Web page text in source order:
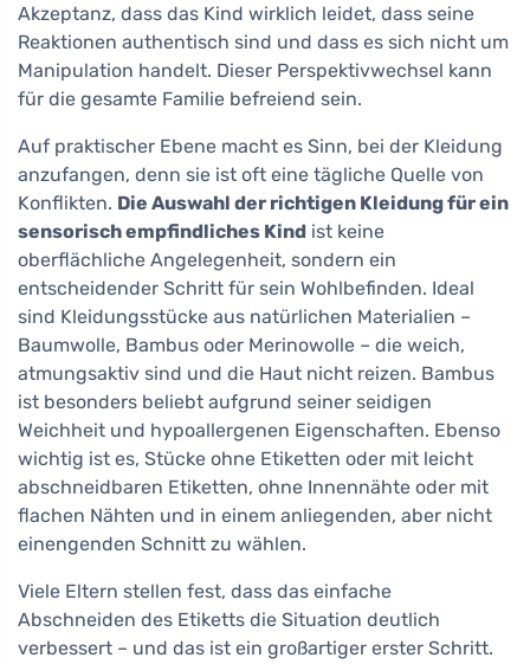
Akzeptanz, dass das Kind wirklich leidet, dass seine
Reaktionen authentisch sind und dass es sich nicht um
Manipulation handelt. Dieser Perspektivwechsel kann
für die gesamte Familie befreiend sein.
Auf praktischer Ebene macht es Sinn, bei der Kleidung
anzufangen, denn sie ist oft eine tägliche Quelle von
Konflikten. Die Auswahl der richtigen Kleidung für ein
sensorisch empfindliches Kind ist keine
oberflächliche Angelegenheit, sondern ein
entscheidender Schritt für sein Wohlbefinden. Ideal
sind Kleidungsstücke aus natürlichen Materialien –
Baumwolle, Bambus oder Merinowolle – die weich,
atmungsaktiv sind und die Haut nicht reizen. Bambus
ist besonders beliebt aufgrund seiner seidigen
Weichheit und hypoallergenen Eigenschaften. Ebenso
wichtig ist es, Stücke ohne Etiketten oder mit leicht
abschneidbaren Etiketten, ohne Innennähte oder mit
flachen Nähten und in einem anliegenden, aber nicht
einengenden Schnitt zu wählen.
Viele Eltern stellen fest, dass das einfache
Abschneiden des Etiketts die Situation deutlich
verbessert – und das ist ein großartiger erster Schritt.